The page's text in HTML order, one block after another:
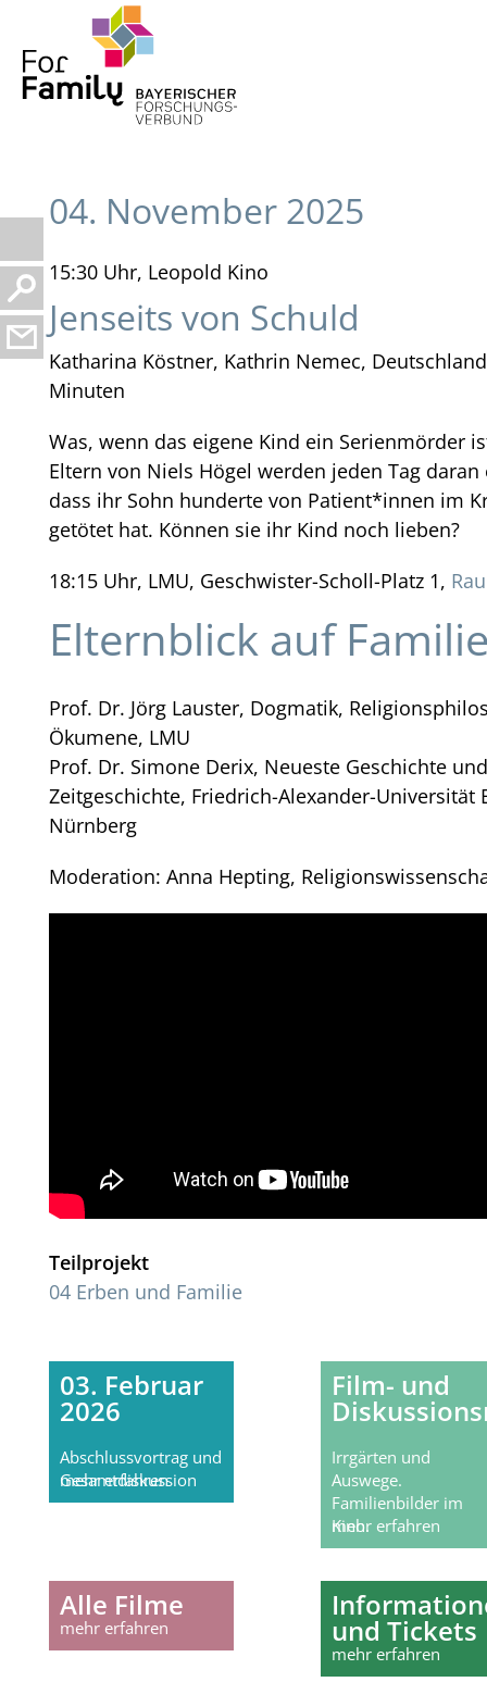
03. Februar
2026
Abschlussvortrag und
Gesamtdiskussion
mehr erfahren
Film- und
Irrgärten und
Auswege.
Familienbilder im
Kino.
mehr erfahren
Alle Filme
mehr erfahren und Tickets
mehr erfahren
04. November 2025
15:30 Uhr, Leopold Kino
Jenseits von Schuld
Katharina Köstner, Kathrin Nemec,
Minuten
Was, wenn das eigene Kind ein Serienmörder
Eltern von Niels Högel werden jeden Tag
dass ihr Sohn hunderte von Patient*innen im
getötet hat. Können sie ihr Kind noch lieben?
18:15 Uhr, LMU, Geschwister-Scholl-Platz 1,
Elternblick auf
Prof. Dr. Jörg Lauster, Dogmatik,
Ökumene, LMU
Prof. Dr. Simone Derix, Neueste Geschichte und
Zeitgeschichte, Friedrich-Alexander-Universität
Nürnberg
Moderation: Anna Hepting,
Teilprojekt
04 Erben und Familie